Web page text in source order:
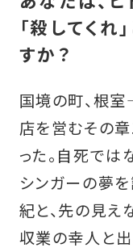
「殺してくれ
すか？
国境の町、根
店を営むその章
った。自死では
シンガーの夢
紀と、先の見
収業の幸人と